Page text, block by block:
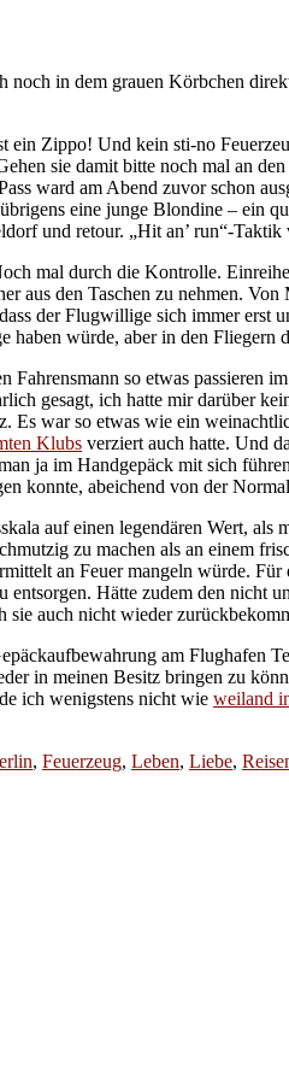
in dem grauen Körbchen
ein Zippo! Und kein sti-no
sie damit bitte noch mal an
ward am Abend zuvor schon
eine junge Blondine – ein
und retour. „Hit an’ run“-Taktik
mal durch die Kontrolle.
aus den Taschen zu nehmen.
der Flugwillige sich immer erst
würde, aber in den Fliegern
so etwas passieren
gesagt, ich hatte mir darüber
war so etwas wie ein
Klubs verziert auch hatte. Und
ja im Handgepäck mit sich
konnte, abeichend von der
auf einen legendären Wert, als
zu machen als an einem
an Feuer mangeln würde.
Hätte zudem den nicht
sie auch nicht wieder
am Flughafen
in meinen Besitz bringen zu
ich wenigstens nicht wie weiland
, Feuerzeug, Leben, Liebe,